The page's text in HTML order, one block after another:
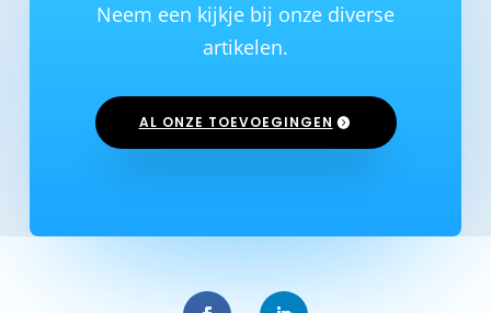
Neem een kijkje bij onze diverse
artikelen.
AL ONZE TOEVOEGINGEN